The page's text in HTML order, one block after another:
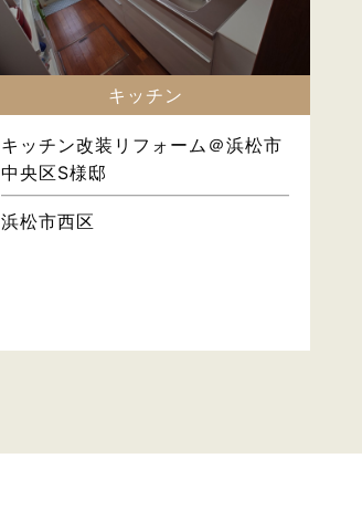
キッチン
キッチン改装リフォーム＠浜松市
中央区S様邸
浜松市西区